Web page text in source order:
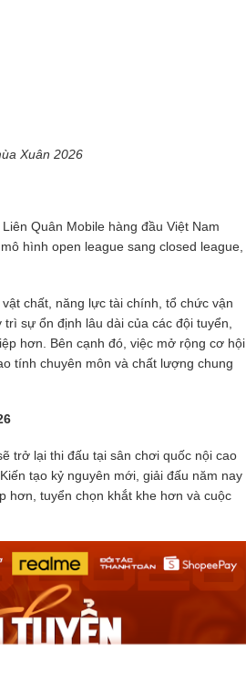
Xuân 2026
Quân Mobile hàng đầu Việt Nam
hình open league sang closed league,
chất, năng lực tài chính, tổ chức vận
sự ổn định lâu dài của các đội tuyển,
hơn. Bên cạnh đó, việc mở rộng cơ hội
tính chuyên môn và chất lượng chung
trở lại thi đấu tại sân chơi quốc nội cao
tạo kỷ nguyên mới, giải đấu năm nay
hơn, tuyển chọn khắt khe hơn và cuộc